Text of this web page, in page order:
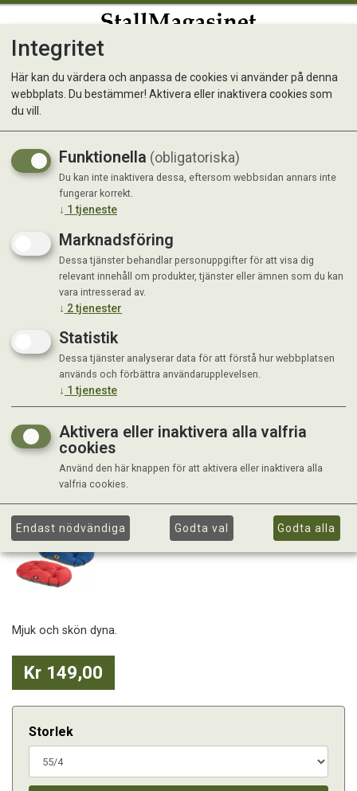
Dyna Relax
Mjuk och skön dyna.
Kr 149,00
Storlek
Integritet
Här kan du värdera och anpassa de cookies vi använder på denna
webbplats. Du bestämmer! Aktivera eller inaktivera cookies som
du vill.
Funktionella (obligatoriska)
Du kan inte inaktivera dessa, eftersom webbsidan annars inte
fungerar korrekt.
↓ 1 tjeneste
Marknadsföring
Dessa tjänster behandlar personuppgifter för att visa dig
relevant innehåll om produkter, tjänster eller ämnen som du kan
vara intresserad av.
↓ 2tjenester
Statistik
Dessa tjänster analyserar data för att förstå hur webbplatsen
används och förbättra användarupplevelsen.
↓ 1 tjeneste
Aktivera eller inaktivera alla valfria
cookies
Använd den här knappen för att aktivera eller inaktivera alla
valfria cookies.
Endast nödvändiga Godta val Godta alla